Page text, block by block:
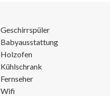
Geschirrspüler
Babyausstattung
Holzofen
Kühlschrank
Fernseher
Wifi